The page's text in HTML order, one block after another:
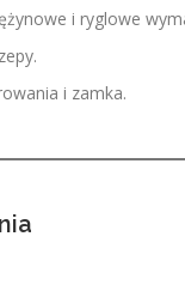
i ryglowe
i zamka.